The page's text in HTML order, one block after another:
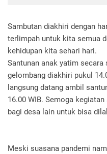
Sambutan diakhiri dengan
terlimpah untuk kita semua
kehidupan kita sehari hari.
Santunan anak yatim
gelombang diakhiri pukul
langsung datang ambil
16.00 WIB. Semoga
bagi desa lain untuk bisa
Meski suasana pandemi